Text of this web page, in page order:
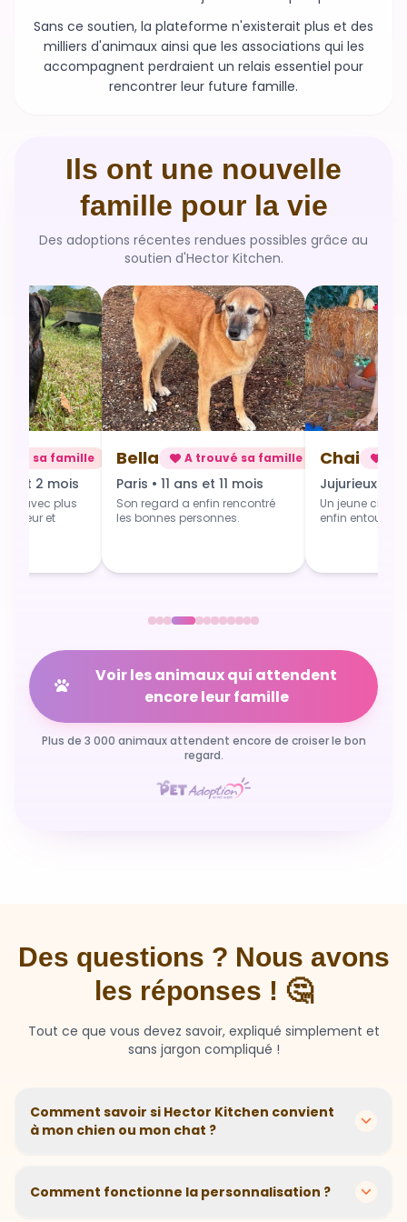
Sans ce soutien, la plateforme n'existerait plus et des
milliers d'animaux ainsi que les associations qui les
accompagnent perdraient un relais essentiel pour
rencontrer leur future famille.
Ils ont une nouvelle
famille pour la vie
Des adoptions récentes rendues possibles grâce au
soutien d'Hector Kitchen.
sa famille
11 mois
rencontré
Chai A trouvé sa famille
Jujurieux • 1 an
Un jeune chien qui grandit
enfin entouré et aimé.
Alba
Douville • 4
Une toute
commence du
Voir les animaux qui attendent
encore leur famille
Plus de 3 000 animaux attendent encore de croiser le bon
regard.
Des questions ? Nous avons
les réponses ! 🤔
Tout ce que vous devez savoir, expliqué simplement et
sans jargon compliqué !
Comment savoir si Hector Kitchen convient
à mon chien ou mon chat ?
recettes personnalisées selon l'âge, la race, le poids et
les sensibilités de votre compagnon. Si votre animal a
Comment fonctionne la personnalisation ?